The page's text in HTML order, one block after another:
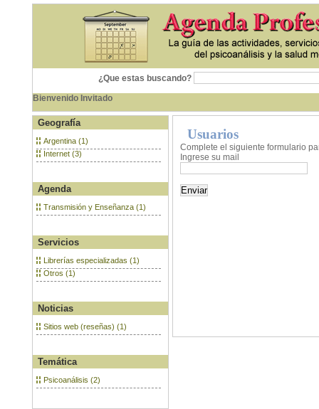
¿Que estas buscando?
Bienvenido Invitado
Geografía
Argentina (1)
Internet (3)
Agenda
Transmisión y Enseñanza (1)
Servicios
Librerías especializadas (1)
Otros (1)
Noticias
Sitios web (reseñas) (1)
Temática
Psicoanálisis (2)
Usuarios
Complete el siguiente formulario
Ingrese su mail